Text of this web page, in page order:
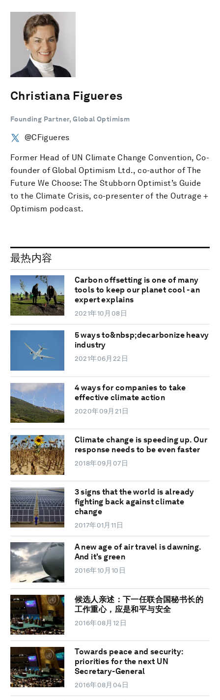
Christiana Figueres
Founding Partner, Global Optimism
@CFigueres
Former Head of UN Climate Change Convention, Co-
founder of Global Optimism Ltd., co-author of The
Future We Choose: The Stubborn Optimist’s Guide
to the Climate Crisis, co-presenter of the Outrage +
Optimism podcast.
最热内容
Carbon offsetting is one of many
tools to keep our planet cool - an
expert explains
2021年10月08日
5 ways to&nbsp;decarbonize heavy
industry
2021年06月22日
4 ways for companies to take
effective climate action
2020年09月21日
Climate change is speeding up. Our
response needs to be even faster
2018年09月07日
3 signs that the world is already
fighting back against climate
change
2017年01月11日
A new age of air travel is dawning.
And it's green
2016年10月10日
候选人亲述：下一任联合国秘书长的
工作重心，应是和平与安全
2016年08月12日
Towards peace and security:
priorities for the next UN
Secretary-General
2016年08月04日